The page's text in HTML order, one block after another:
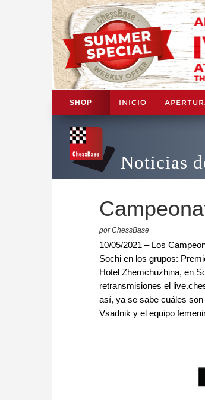
SHOP INICIO
Noticias
por ChessBase
10/05/2021 – Los
Sochi en los grupos:
Hotel Zhemchuzhina, en
retransmisiones el
así, ya se sabe cuáles
Vsadnik y el equipo